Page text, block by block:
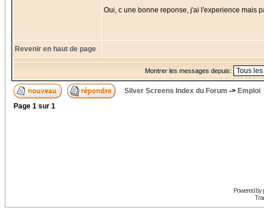
Oui, c une bonne reponse, j'ai l'experience mais
Revenir en haut de page
Montrer les messages depuis:
Silver Screens Index du Forum -> Emploi
Page 1 sur 1
Powered by